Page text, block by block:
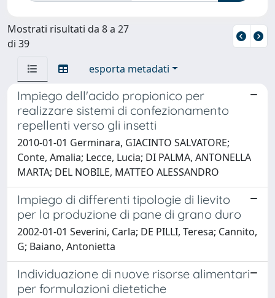
Mostrati risultati da 8 a 27
di 39
esporta metadati
Impiego dell'acido propionico per
realizzare sistemi di confezionamento
repellenti verso gli insetti
2010-01-01 Germinara, GIACINTO SALVATORE;
Conte, Amalia; Lecce, Lucia; DI PALMA, ANTONELLA
MARTA; DEL NOBILE, MATTEO ALESSANDRO
Impiego di differenti tipologie di lievito
per la produzione di pane di grano duro
2002-01-01 Severini, Carla; DE PILLI, Teresa; Cannito,
G; Baiano, Antonietta
Individuazione di nuove risorse alimentari
per formulazioni dietetiche